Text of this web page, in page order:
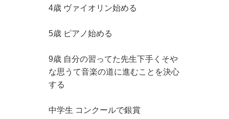
4歳 ヴァイオリン始める
5歳 ピアノ始める
9歳 自分の習ってた先生下手くそや
な思うて音楽の道に進むことを決心
する
中学生 コンクールで銀賞